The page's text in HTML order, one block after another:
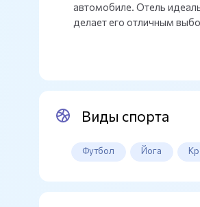
автомобиле. Отель
делает его отличным
Виды спорта
Футбол Йога